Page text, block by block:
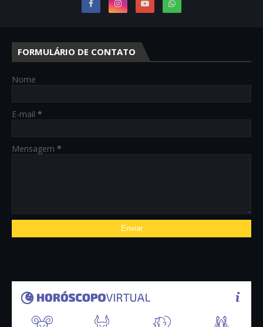
FORMULÁRIO DE CONTATO
Nome
E-mail *
Mensagem *